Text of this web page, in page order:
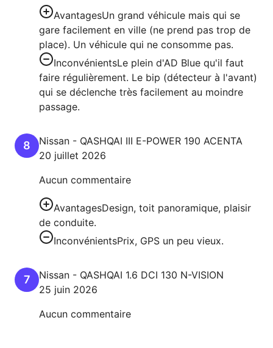
AvantagesUn grand véhicule mais qui se
gare facilement en ville (ne prend pas trop de
place). Un véhicule qui ne consomme pas.
InconvénientsLe plein d'AD Blue qu'il faut
faire régulièrement. Le bip (détecteur à l'avant)
qui se déclenche très facilement au moindre
passage.
8 Nissan - QASHQAI III E-POWER 190 ACENTA
20 juillet 2026
Aucun commentaire
AvantagesDesign, toit panoramique, plaisir
de conduite.
InconvénientsPrix, GPS un peu vieux.
7 Nissan - QASHQAI 1.6 DCI 130 N-VISION
25 juin 2026
Aucun commentaire